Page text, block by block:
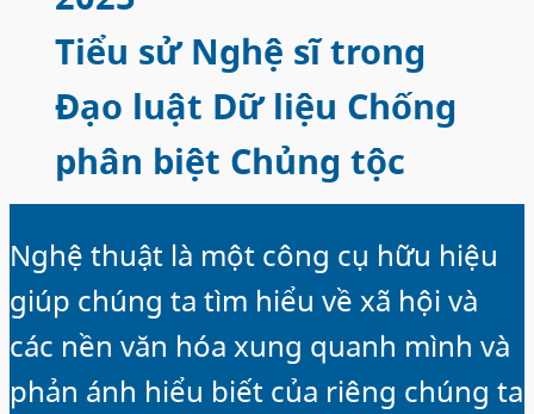
Tiểu sử Nghệ sĩ trong
Đạo luật Dữ liệu Chống
phân biệt Chủng tộc
Nghệ thuật là một công cụ hữu hiệu
giúp chúng ta tìm hiểu về xã hội và
các nền văn hóa xung quanh mình và
phản ánh hiểu biết của riêng chúng ta